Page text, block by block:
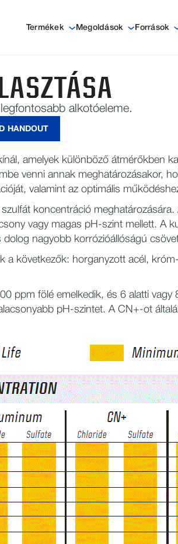
Termékek Megoldások Források
alkotóeleme.
HANDOUT
amelyek különböző átmérőkben
venni annak meghatározásakor,
valamint az optimális
koncentráció
vagy magas pH-szint mellett. A
nagyobb korrózióállóságú
következők: horganyzott acél,
ppm fölé emelkedik, és 6 alatti vagy
pH-szintet. A CN+-ot